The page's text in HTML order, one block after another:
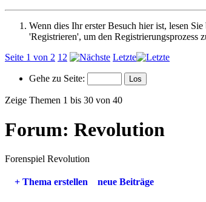
Wenn dies Ihr erster Besuch hier ist, lesen Sie
'Registrieren', um den Registrierungsprozess
Seite 1 von 2 1 2 Letzte
Gehe zu Seite:
Zeige Themen 1 bis 30 von 40
Forum: Revolution
Forenspiel Revolution
+ Thema erstellen neue Beiträge